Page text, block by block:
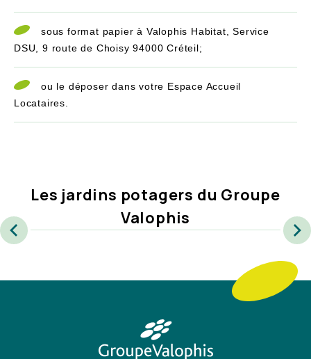
sous format papier à Valophis Habitat, Service
DSU, 9 route de Choisy 94000 Créteil;
ou le déposer dans votre Espace Accueil
Locataires.
Les jardins potagers du Groupe
Valophis